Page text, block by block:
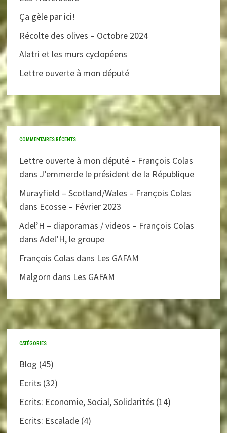
Ça gèle par ici!
Récolte des olives – Octobre 2024
Alatri et les murs cyclopéens
Lettre ouverte à mon député
COMMENTAIRES RÉCENTS
Lettre ouverte à mon député – François Colas
dans J’emmerde le président de la République
Murayfield – Scotland/Wales – François Colas
dans Ecosse – Février 2023
Adel’H – diaporamas / videos – François Colas
dansAdel’H, le groupe
François Colas dans Les GAFAM
Malgorn dans Les GAFAM
CATÉGORIES
Blog (45)
Ecrits (32)
Ecrits: Economie, Social, Solidarités (14)
Ecrits: Escalade (4)